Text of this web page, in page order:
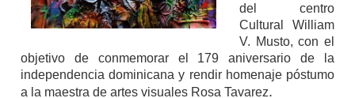
del centro
Cultural William
V. Musto, con el
objetivo de conmemorar el 179 aniversario de la
independencia dominicana y rendir homenaje póstumo
a la maestra de artes visuales Rosa Tavarez.